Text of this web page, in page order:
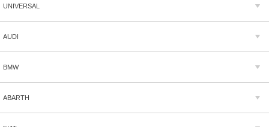
UNIVERSAL
AUDI
BMW
ABARTH